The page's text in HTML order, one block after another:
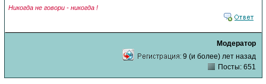
Никогда не говори - никогда !
Модератор
9 (и более) лет назад
Посты: 651